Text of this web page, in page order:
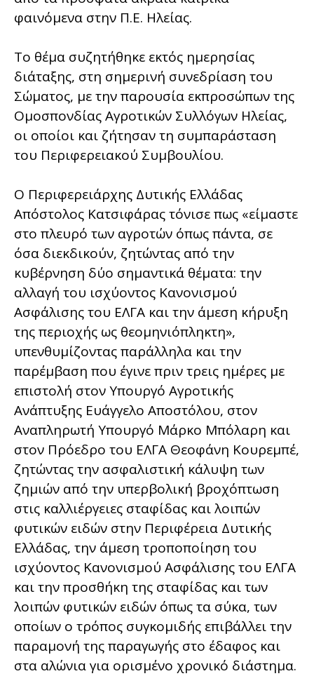
φαινόμενα στην Π.Ε. Ηλείας.
Το θέμα συζητήθηκε εκτός ημερησίας
διάταξης, στη σημερινή συνεδρίαση του
Σώματος, με την παρουσία εκπροσώπων της
Ομοσπονδίας Αγροτικών Συλλόγων Ηλείας,
οι οποίοι και ζήτησαν τη συμπαράσταση
του Περιφερειακού Συμβουλίου.
Ο Περιφερειάρχης Δυτικής Ελλάδας
Απόστολος Κατσιφάρας τόνισε πως «είμαστε
στο πλευρό των αγροτών όπως πάντα, σε
όσα διεκδικούν, ζητώντας από την
κυβέρνηση δύο σημαντικά θέματα: την
αλλαγή του ισχύοντος Κανονισμού
Ασφάλισης του ΕΛΓΑ και την άμεση κήρυξη
της περιοχής ως θεομηνιόπληκτη»,
υπενθυμίζοντας παράλληλα και την
παρέμβαση που έγινε πριν τρεις ημέρες με
επιστολή στον Υπουργό Αγροτικής
Ανάπτυξης Ευάγγελο Αποστόλου, στον
Αναπληρωτή Υπουργό Μάρκο Μπόλαρη και
στον Πρόεδρο του ΕΛΓΑ Θεοφάνη Κουρεμπέ,
ζητώντας την ασφαλιστική κάλυψη των
ζημιών από την υπερβολική βροχόπτωση
στις καλλιέργειες σταφίδας και λοιπών
φυτικών ειδών στην Περιφέρεια Δυτικής
Ελλάδας, την άμεση τροποποίηση του
ισχύοντος Κανονισμού Ασφάλισης του ΕΛΓΑ
και την προσθήκη της σταφίδας και των
λοιπών φυτικών ειδών όπως τα σύκα, των
οποίων ο τρόπος συγκομιδής επιβάλλει την
παραμονή της παραγωγής στο έδαφος και
στα αλώνια για ορισμένο χρονικό διάστημα.